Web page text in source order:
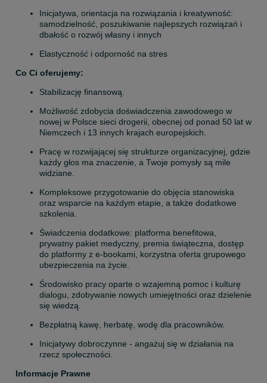
Inicjatywa, orientacja na rozwiązania i kreatywność:
samodzielność, poszukiwanie najlepszych rozwiązań i
dbałość o rozwój własny i innych
Elastyczność i odporność na stres
Co Ci oferujemy:
Stabilizację finansową.
Możliwość zdobycia doświadczenia zawodowego w
nowej w Polsce sieci drogerii, obecnej od ponad 50 lat w
Niemczech i 13 innych krajach europejskich.
Pracę w rozwijającej się strukturze organizacyjnej, gdzie
każdy głos ma znaczenie, a Twoje pomysły są mile
widziane.
Kompleksowe przygotowanie do objęcia stanowiska
oraz wsparcie na każdym etapie, a także dodatkowe
szkolenia.
Świadczenia dodatkowe: platforma benefitowa,
prywatny pakiet medyczny, premia świąteczna, dostęp
do platformy z e-bookami, korzystna oferta grupowego
ubezpieczenia na życie.
Środowisko pracy oparte o wzajemną pomoc i kulturę
dialogu, zdobywanie nowych umiejętności oraz dzielenie
się wiedzą.
Bezpłatną kawę, herbatę, wodę dla pracowników.
Inicjatywy dobroczynne - angażuj się w działania na
rzecz społeczności.
Informacje Prawne